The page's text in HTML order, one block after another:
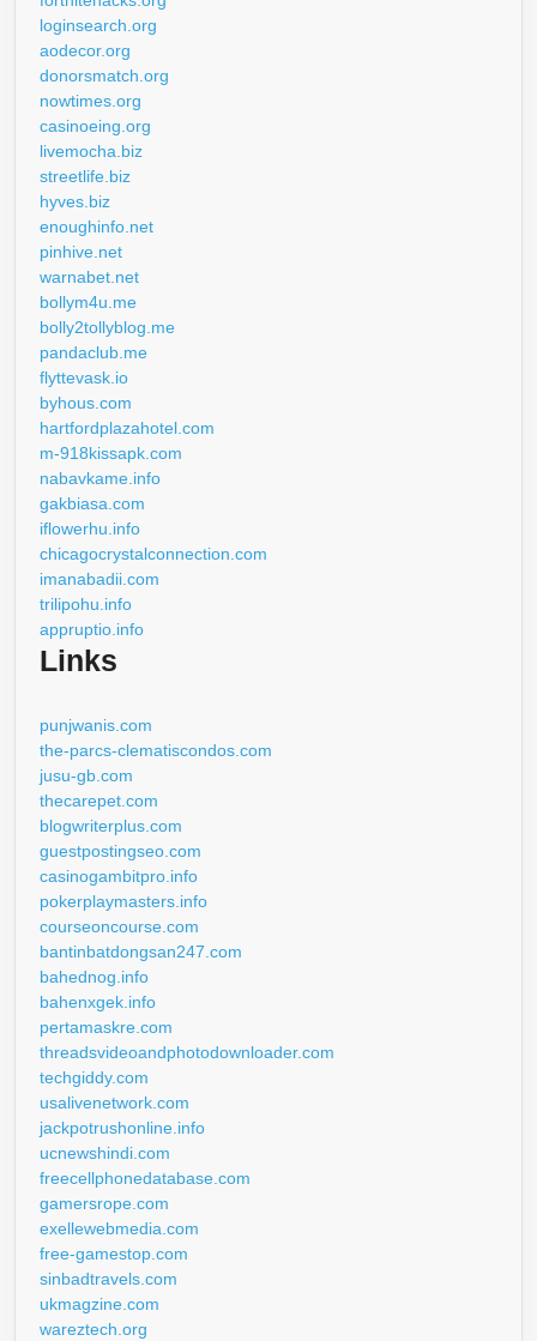
loginsearch.org
aodecor.org
donorsmatch.org
nowtimes.org
casinoeing.org
livemocha.biz
streetlife.biz
hyves.biz
enoughinfo.net
pinhive.net
warnabet.net
bollym4u.me
bolly2tollyblog.me
pandaclub.me
flyttevask.io
byhous.com
hartfordplazahotel.com
m-918kissapk.com
nabavkame.info
gakbiasa.com
iflowerhu.info
chicagocrystalconnection.com
imanabadii.com
trilipohu.info
appruptio.info
Links
punjwanis.com
the-parcs-clematiscondos.com
jusu-gb.com
thecarepet.com
blogwriterplus.com
guestpostingseo.com
casinogambitpro.info
pokerplaymasters.info
courseoncourse.com
bantinbatdongsan247.com
bahednog.info
bahenxgek.info
pertamaskre.com
threadsvideoandphotodownloader.com
techgiddy.com
usalivenetwork.com
jackpotrushonline.info
ucnewshindi.com
freecellphonedatabase.com
gamersrope.com
exellewebmedia.com
free-gamestop.com
sinbadtravels.com
ukmagzine.com
wareztech.org